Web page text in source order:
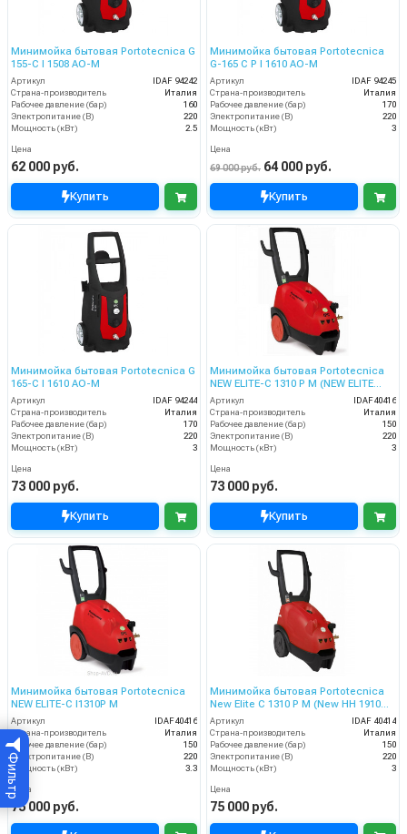
Фильтр
Минимойка бытовая Portotecnica G
155-C I 1508 AO-M
Артикул
IDAF 94242
Страна-производитель
Италия
Рабочее давление (бар)
160
Электропитание (В)
220
Мощность (кВт)
2.5
Цена
62 000 руб.
Купить
Минимойка бытовая Portotecnica
G-165 C P I 1610 AO-M
Артикул
IDAF 94245
Страна-производитель
Италия
Рабочее давление (бар)
170
Электропитание (В)
220
Мощность (кВт)
3
Цена
69 000 руб. 64 000 руб.
Купить
Минимойка бытовая Portotecnica G
165-C I 1610 AO-M
Артикул
IDAF 94244
Страна-производитель
Италия
Рабочее давление (бар)
170
Электропитание (В)
220
Мощность (кВт)
3
Цена
73 000 руб.
Купить
Минимойка бытовая Portotecnica
NEW ELITE-C 1310 P M (NEW ELITE
ISHH 1910 M)
Артикул
IDAF40416
Страна-производитель
Италия
Рабочее давление (бар)
150
Электропитание (В)
220
Мощность (кВт)
3
Цена
73 000 руб.
Купить
Минимойка бытовая Portotecnica
NEW ELITE-C I1310P M
Артикул
IDAF40416
Страна-производитель
Италия
Рабочее давление (бар)
150
Электропитание (В)
220
Мощность (кВт)
3.3
Цена
75 000 руб.
Минимойка бытовая Portotecnica
New Elite C 1310 P M (New HH 1910
M)
Артикул
IDAF 40414
Страна-производитель
Италия
Рабочее давление (бар)
150
Электропитание (В)
220
Мощность (кВт)
3
Цена
75 000 руб.